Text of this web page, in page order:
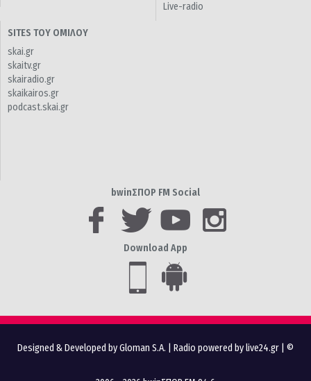
Live-radio
SITES ΤΟΥ ΟΜΙΛΟΥ
skai.gr
skaitv.gr
skairadio.gr
skaikairos.gr
podcast.skai.gr
bwinΣΠΟΡ FM Social
Download App
Designed & Developed by Gloman S.A. Radio powered by live24.gr | ©